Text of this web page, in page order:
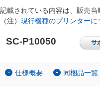
記載されている内容は、販売
（注） 現行機種のプリンターに
SC-P10050
仕様概要 同梱品一覧